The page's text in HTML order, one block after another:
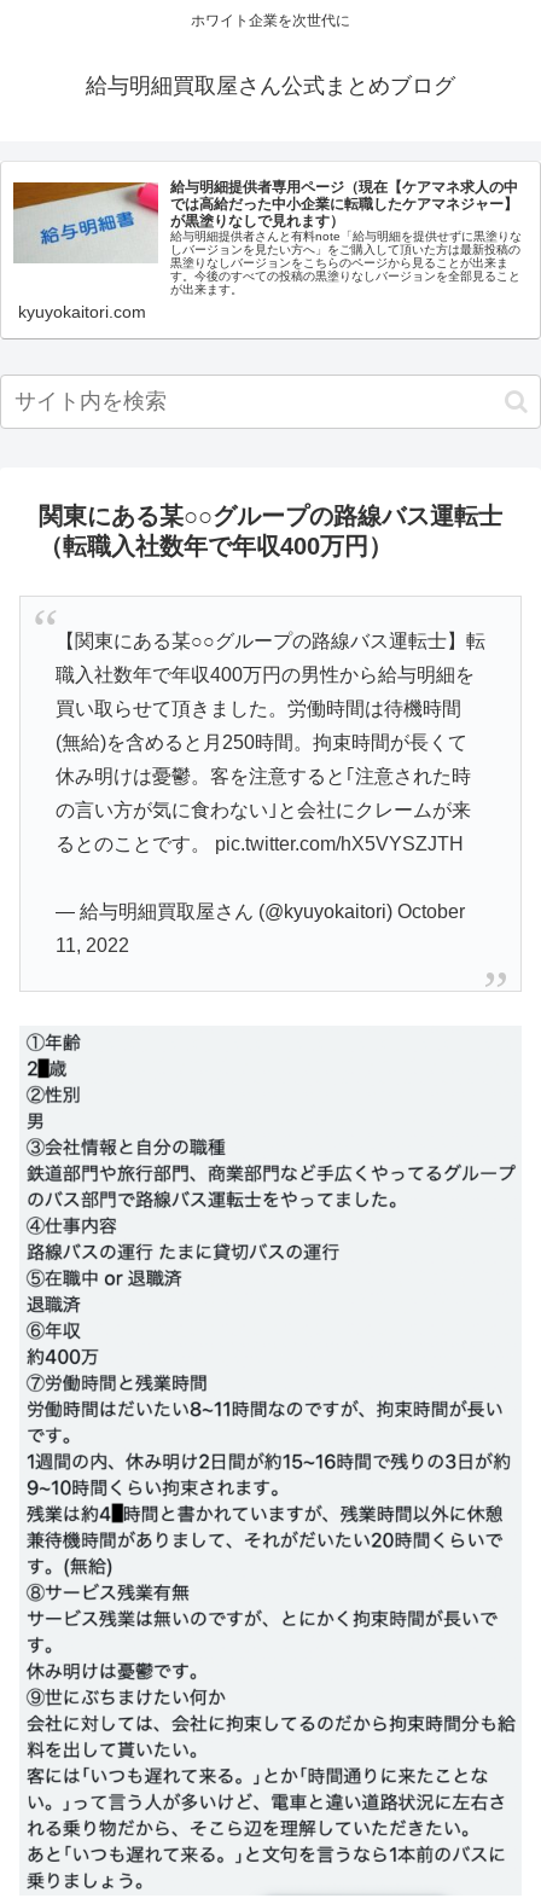
ホワイト企業を次世代に
給与明細買取屋さん公式まとめブログ
給与明細提供者専用ページ（現在【ケアマネ求人の中
では高給だった中小企業に転職したケアマネジャー】
が黒塗りなしで見れます）
給与明細提供者さんと有料note「給与明細を提供せずに黒塗りな
しバージョンを見たい方へ」をご購入して頂いた方は最新投稿の
黒塗りなしバージョンをこちらのページから見ることが出来ま
す。今後のすべての投稿の黒塗りなしバージョンを全部見ること
が出来ます。
kyuyokaitori.com
関東にある某○○グループの路線バス運転士
（転職入社数年で年収400万円）
【関東にある某○○グループの路線バス運転士】転
職入社数年で年収400万円の男性から給与明細を
買い取らせて頂きました。労働時間は待機時間
(無給)を含めると月250時間。拘束時間が長くて
休み明けは憂鬱。客を注意すると｢注意された時
の言い方が気に食わない｣と会社にクレームが来
るとのことです。 pic.twitter.com/hX5VYSZJTH
— 給与明細買取屋さん (@kyuyokaitori) October
11, 2022